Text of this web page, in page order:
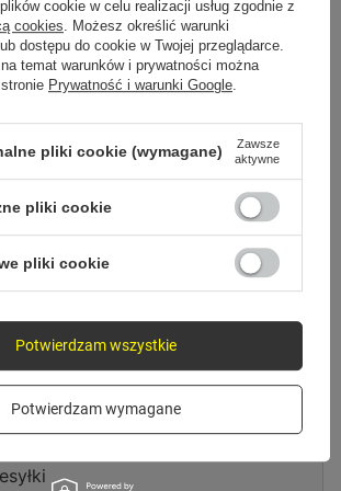
dokładniejsze parametry. Skorzystaj zwyszukiwarki
zaawansowanej.
którego nie
naszej ofercie produktu, a chciałbyś kupić go w
skorzystać ze specjalnego formularza i przesłać
Aby móc to zrobić musisz być
cookie w celu realizacji usług zgodnie z
cookies . Możesz określić warunki
dostępu do cookie w Twojej przeglądarce.
temat warunków i prywatności można
Prywatność i warunki Google
pliki cookie (wymagane)
Zawsze
aktywne
pliki cookie
pliki cookie
Potwierdzam wymagane
Potwierdzam wszystkie